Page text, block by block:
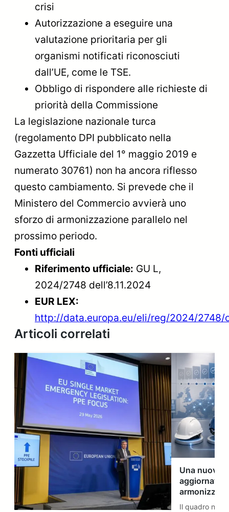
crisi
Autorizzazione a eseguire una
valutazione prioritaria per gli
organismi notificati riconosciuti
dall’UE, come le TSE.
Obbligo di rispondere alle richieste di
priorità della Commissione
La legislazione nazionale turca
(regolamento DPI pubblicato nella
Gazzetta Ufficiale del 1° maggio 2019 e
numerato 30761) non ha ancora riflesso
questo cambiamento. Si prevede che il
Ministero del Commercio avvierà uno
sforzo di armonizzazione parallelo nel
prossimo periodo.
Fonti ufficiali
Riferimento ufficiale: GU L,
2024/2748 dell’8.11.2024
EUR LEX:
http://data.europa.eu/eli/reg/2024/2748/
Articoli correlati
Una nuova
aggiornato
armonizzate
Il quadro